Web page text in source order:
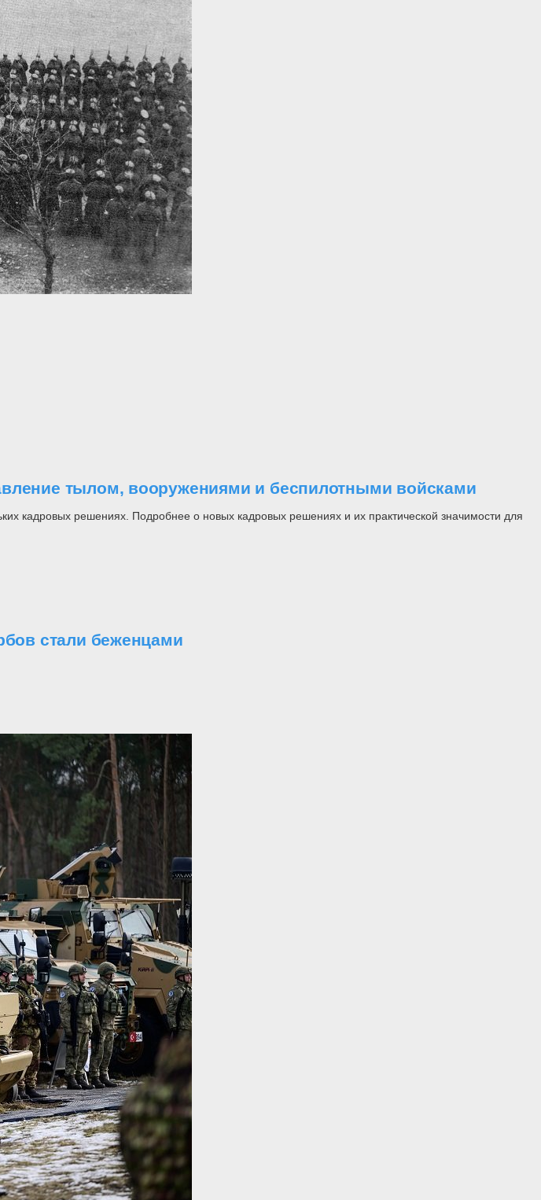
тылом, вооружениями и беспилотными войсками
кадровых решениях. Подробнее о новых кадровых решениях и их практической значимости для
стали беженцами